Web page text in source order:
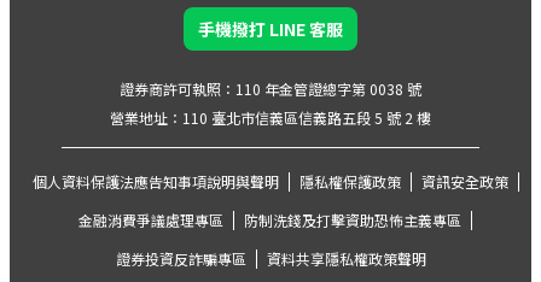
手機撥打 LINE 客服
證券商許可執照：110 年金管證總字第 0038 號
個人資料保護法應告知事項說明與聲明 隱私權保護政策
資訊安全政策
金融消費爭議處理專區
防制洗錢及打擊資助恐怖主義專區
證券投資反詐騙專區
資料共享隱私權政策聲明
營業地址：110 臺北市信義區信義路五段 5 號 2 樓